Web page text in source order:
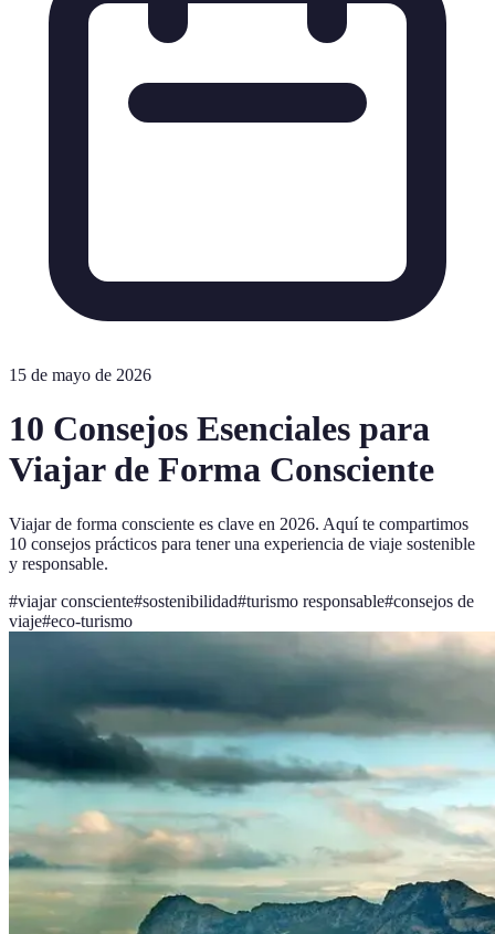
15 de mayo de 2026
10 Consejos Esenciales para
Viajar de Forma Consciente
Viajar de forma consciente es clave en 2026. Aquí te compartimos
10 consejos prácticos para tener una experiencia de viaje sostenible
y responsable.
#viajar consciente#sostenibilidad#turismo responsable#consejos de
viaje#eco-turismo